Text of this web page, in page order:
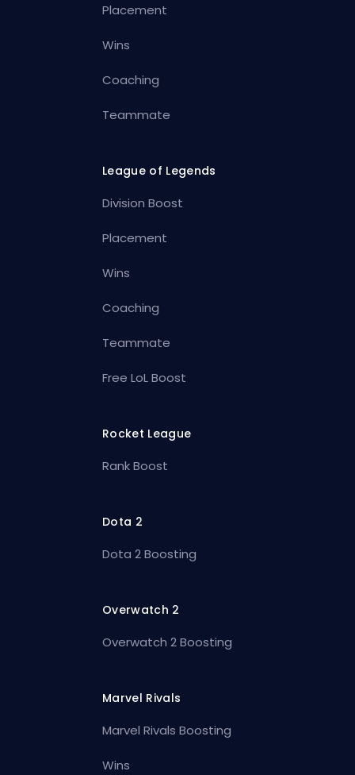
Placement
Wins
Coaching
Teammate
League of Legends
Division Boost
Placement
Wins
Coaching
Teammate
Free LoL Boost
Rocket League
Rank Boost
Dota 2
Dota 2 Boosting
Overwatch 2
Overwatch 2 Boosting
Marvel Rivals
Marvel Rivals Boosting
Wins